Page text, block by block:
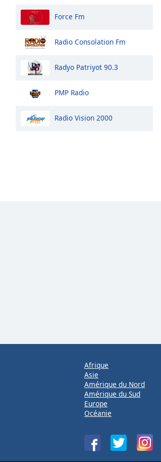
Force Fm
Radio Consolation Fm
Radyo Patriyot 90.3
PMP Radio
Radio Vision 2000
Afrique
Asie
Amérique du Nord
Amérique du Sud
Europe
Océanie